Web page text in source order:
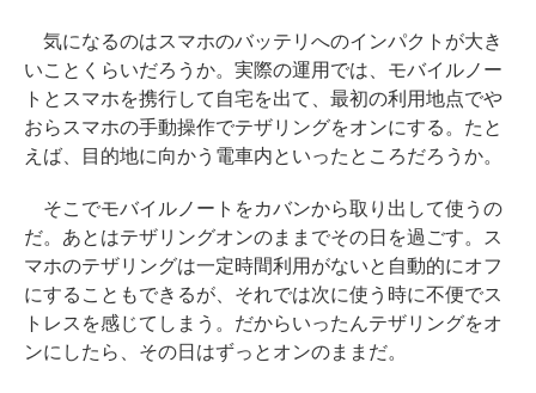
気になるのはスマホのバッテリへのインパクトが大き
いことくらいだろうか。実際の運用では、モバイルノー
トとスマホを携行して自宅を出て、最初の利用地点でや
おらスマホの手動操作でテザリングをオンにする。たと
えば、目的地に向かう電車内といったところだろうか。
そこでモバイルノートをカバンから取り出して使うの
だ。あとはテザリングオンのままでその日を過ごす。ス
マホのテザリングは一定時間利用がないと自動的にオフ
にすることもできるが、それでは次に使う時に不便でス
トレスを感じてしまう。だからいったんテザリングをオ
ンにしたら、その日はずっとオンのままだ。